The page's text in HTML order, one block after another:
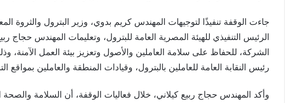
جاءت الوقفة تنفيذًا لتوجيهات المهندس كريم بدوي، وزير البترول والثروة
الرئيس التنفيذي للهيئة المصرية العامة للبترول، وتعليمات المهندس حجاج
الشركة، للحفاظ على سلامة العاملين والأصول وتعزيز بيئة العمل
رئيس النقابة العامة للعاملين بالبترول، وقيادات المنطقة والعاملين بمواقع
وأكد المهندس حجاج ربيع كيلاني، خلال فعاليات الوقفة، أن السلامة والصحة